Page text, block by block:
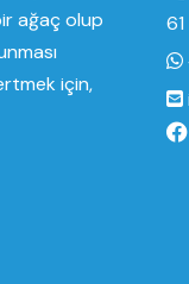
ağaç olup
için,
61